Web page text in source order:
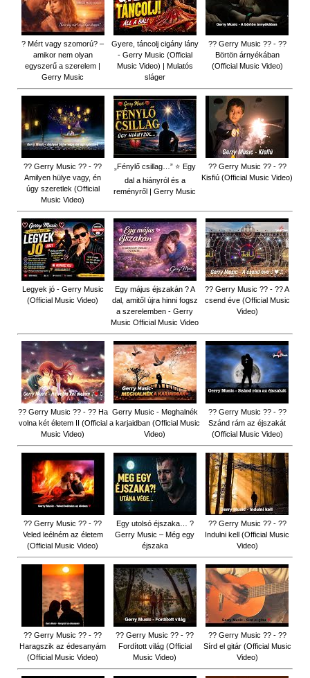
? Mért vagy szomorú? –
amikor nem olyan
egyszerű a szerelem |
Gerry Music
Gyere, táncolj cigány lány
- Gerry Music (Official
Music Video) | Mulatós
sláger
?? Gerry Music ?? - ??
Börtön árnyékában
(Official Music Video)
?? Gerry Music ?? - ??
Amilyen hülye vagy, én
úgy szeretlek (Official
Music Video)
„Fénylő csillag…” ⭐ Egy
dal a hiányról és a
reményről | Gerry Music
?? Gerry Music ?? - ??
Kisfiú (Official Music Video)
Legyek jó - Gerry Music
(Official Music Video)
Egy május éjszakán ? A
dal, amitől újra hinni fogsz
a szerelemben - Gerry
Music Official Music Video
?? Gerry Music ?? - ?? A
csend éve (Official Music
Video)
?? Gerry Music ?? - ?? Ha
volna két életem II (Official
Music Video)
Gerry Music - Meghalnék
a karjaidban (Official Music
Video)
?? Gerry Music ?? - ??
Szánd rám az éjszakát
(Official Music Video)
?? Gerry Music ?? - ??
Veled leélném az életem
(Official Music Video)
Egy utolsó éjszaka… ?
Gerry Music – Még egy
éjszaka
?? Gerry Music ?? - ??
Indulni kell (Official Music
Video)
?? Gerry Music ?? - ??
Haragszik az édesanyám
(Official Music Video)
?? Gerry Music ?? - ??
Fordított világ (Official
Music Video)
?? Gerry Music ?? - ??
Sírd el gitár (Official Music
Video)